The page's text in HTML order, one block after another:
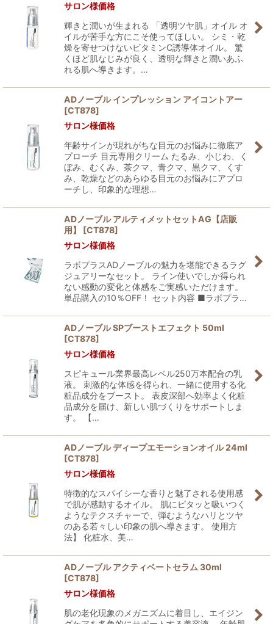
サロン様価格
輝きと潤いが生まれる 「透明ツヤ肌」オイル オ
イルが苦手な方にこそ使ってほしい。 シミ・乾
燥を寄せつけないビタミンC誘導体オイル。 驚
くほど肌なじみが良く、透明な輝きと潤いあふ
れる肌へ導きます。…
ADノーブル インプレッション アイコントアー
[CT878]
サロン様価格
年齢サインが現れがちな目元のお悩みに徹底ア
プローチ 目元専用クリーム たるみ、小じわ、く
ぼみ、むくみ、茶クマ、青クマ、黒クマ、くす
み、乾燥などのあらゆる目元のお悩みにアプロ
ーチし、印象的な理想…
ADノーブル アルティメットセットAG【店販
用】
[CT878]
サロン様価格
ラボプラスADノーブルの魅力を堪能できるラグ
ジュアリーなセット。 ライン使いでしか得られ
ない感動の変化と体感をご実感いただけます。
単品購入の10％OFF！ セット内容 ■ラボプラ…
ADノーブル SPブーストエフェクト 50ml
[CT878]
サロン様価格
スピキュール業界最高レベル250万本配合の乳
液。 刺激的な体感を得られ、一緒に使用する化
粧品成分をブースト。 表皮深部へ効率よく化粧
品成分を届け、新しい肌づくりをサポートしま
す。 【…
ADノーブル ディープエモーションオイル 24ml
[CT878]
サロン様価格
特徴的なスパイシーな香りと魅了される使用感
で肌が感動するオイル。 肌にピタッと吸いつく
ようなテクスチャーで、弾むようなハリとツヤ
のある若々しい印象の肌へ導きます。 使用方
法】 化粧水、美…
ADノーブル アクティベートセラム 30ml
[CT878]
サロン様価格
肌の老化現象のメガニズムに着目し、エイジン